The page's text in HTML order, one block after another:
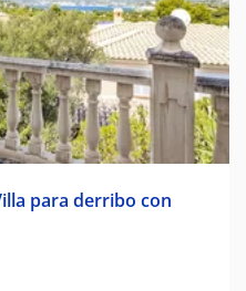
para derribo con